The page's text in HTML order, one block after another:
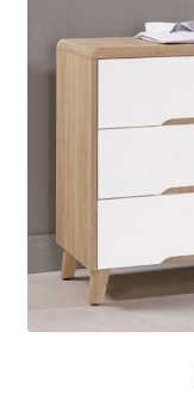
購物車
運送注意事項
布沙發
皮沙發